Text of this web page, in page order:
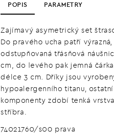
POPIS PARAMETRY
Zajímavý asymetrický set
Do pravého ucha patří
odstupňovaná třásňová
cm, do levého pak jemná
délce 3 cm. Dříky jsou
hypoalergenního titanu,
komponenty zdobí tenká
stříbra.
74021760/s00 prava